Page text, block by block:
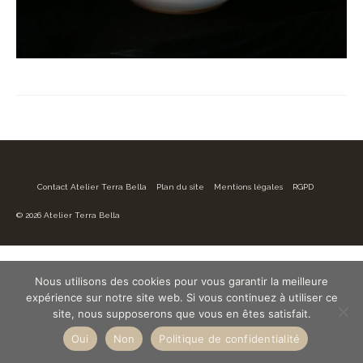
Contact Atelier Terra Bella Plan du site Mentions légales RGPD
© 2026 Atelier Terra Bella
Nous utilisons des cookies pour vous garantir la meilleure
expérience sur notre site web. Si vous continuez à utiliser ce
site, nous supposerons que vous en êtes satisfait.
Oui
Non Politique de confidentialité